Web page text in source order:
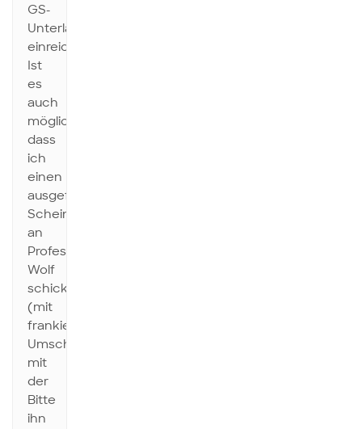
GS-
Unterlagen
einreichen.
Ist
es
auch
möglich,
dass
ich
einen
ausgefüllten
Schein
an
Professor
Wolf
schicke
(mit
frankiertem
Umschlag),
mit
der
Bitte
ihn